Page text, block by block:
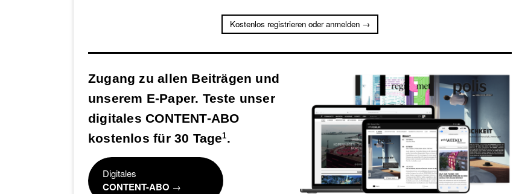
Kostenlos registrieren oder anmelden →
Zugang zu allen Beiträgen und
unserem E-Paper. Teste unser
digitales CONTENT-ABO
kostenlos für 30 Tage1.
Digitales
CONTENT-ABO →